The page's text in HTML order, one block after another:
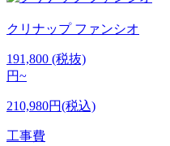
クリナップ ファンシオ
191,800 (税抜)
円~
210,980円(税込)
工事費